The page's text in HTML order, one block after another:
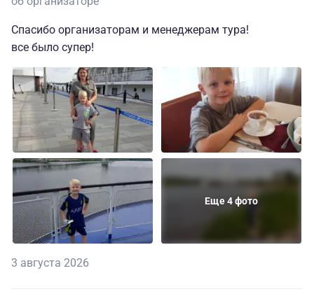
Спасибо организаторам и менеджерам тура!
все было супер!
Еще 4 фото
3 августа 2026